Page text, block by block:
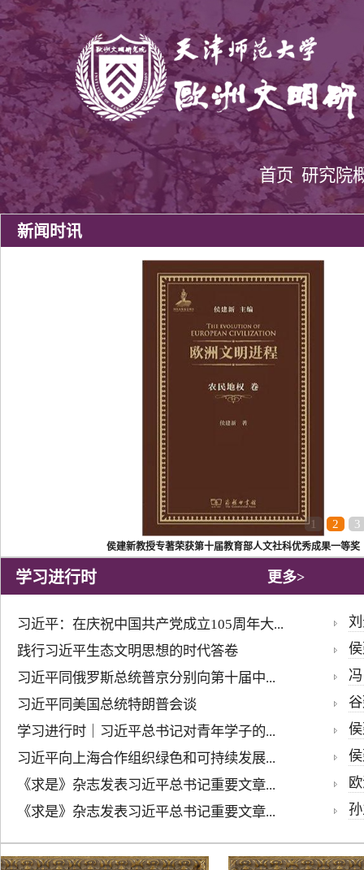
首页 研究院
新闻时讯
1 2 3
侯建新教授专著荣获第十届教育部人文社科优秀成果一等奖
学习进行时 更多>
习近平：在庆祝中国共产党成立105周年大...
践行习近平生态文明思想的时代答卷
习近平同俄罗斯总统普京分别向第十届中...
习近平同美国总统特朗普会谈
学习进行时｜习近平总书记对青年学子的...
习近平向上海合作组织绿色和可持续发展...
《求是》杂志发表习近平总书记重要文章...
《求是》杂志发表习近平总书记重要文章...